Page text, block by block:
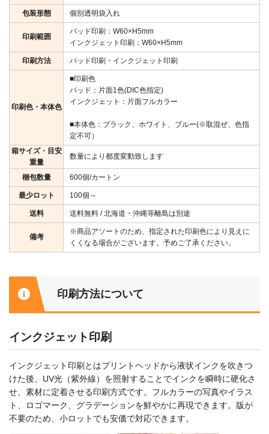
包装形態 個別透明袋入れ
印刷範囲
パッド印刷：W60×H5mm
インクジェット印刷：W60×H5mm
印刷方法 パッド印刷・インクジェット印刷
印刷色・本体色
■印刷色
パッド：片面1色(DIC色指定)
インクジェット：片面フルカラー
■本体色：ブラック、ホワイト、ブルー(※取混ぜ、色指
定不可）
箱サイズ・目安
重量
数量により都度変動致します
梱包数量 600個/カートン
最少ロット 100個～
送料 送料無料 / 北海道・沖縄等離島は別途
備考
※商品アソートのため、指定された印刷色により見えに
くくなる場合がございます。予めご了承ください。
印刷方法について
インクジェット印刷
インクジェット印刷とはプリントヘッドから液状インクを吹きつ
けた後、UV光（紫外線）を照射することでインクを瞬時に硬化さ
せ、素材に定着させる印刷方式です。フルカラーの写真やイラス
ト、ロゴマーク、グラデーションを鮮やかに再現できます。版が
不要のため、小ロットでも安価で対応できます。